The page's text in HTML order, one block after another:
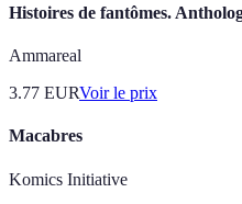
Histoires de fantômes.
Ammareal
3.77 EURVoir le prix
Macabres
Komics Initiative